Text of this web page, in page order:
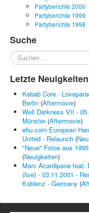
Partyberichte 2000
Partyberichte 1999
Partyberichte 1998
Suche
Suchen
...
Letzte Neuigkeiten
Kebab Core -
Berlin (Aftermovie)
Well Darkness VII -
Münster (Aftermovie)
ehu.com European
United - Relaunch (
"Neue" Fotos aus
(Neuigkeiten)
Marc Acardipane feat.
(live) - 03.11.2001 -
Koblenz - Germany (